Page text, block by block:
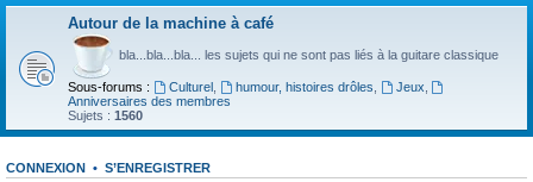
Autour de la machine à café
bla...bla...bla... les sujets qui ne sont pas liés à la guitare classique
Sous-forums : Culturel, humour, histoires drôles Jeux
Anniversaires des membres
Sujets : 1560
CONNEXION • S’ENREGISTRER